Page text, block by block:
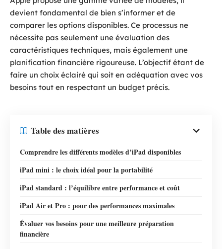
devient fondamental de bien s’informer et de
comparer les options disponibles. Ce processus ne
nécessite pas seulement une évaluation des
caractéristiques techniques, mais également une
planification financière rigoureuse. L’objectif étant de
faire un choix éclairé qui soit en adéquation avec vos
besoins tout en respectant un budget précis.
Table des matières
Comprendre les différents modèles d’iPad disponibles
iPad mini : le choix idéal pour la portabilité
iPad standard : l’équilibre entre performance et coût
iPad Air et Pro : pour des performances maximales
Évaluer vos besoins pour une meilleure préparation
financière